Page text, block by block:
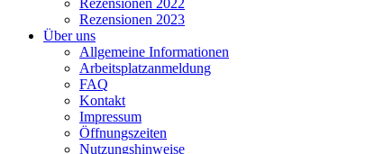
Rezensionen 2022
Rezensionen 2023
Über uns
Allgemeine Informationen
Arbeitsplatzanmeldung
FAQ
Kontakt
Impressum
Öffnungszeiten
Nutzungshinweise